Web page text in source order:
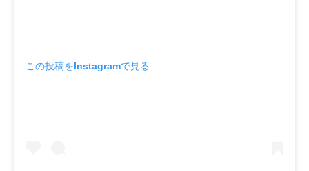
この投稿をInstagramで見る